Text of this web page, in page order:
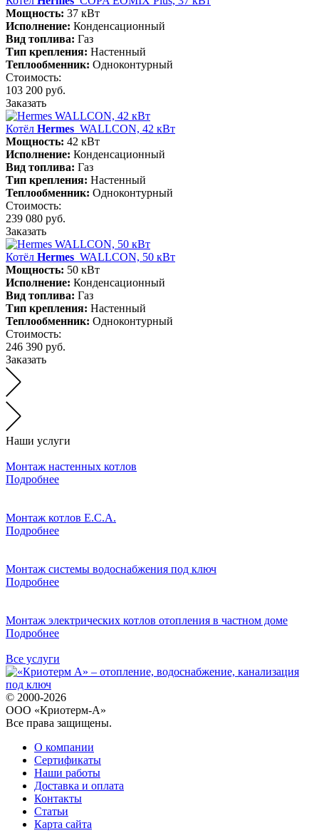
Мощность: 37 кВт
Исполнение: Конденсационный
Вид топлива: Газ
Тип крепления: Настенный
Теплообменник: Одноконтурный
Стоимость:
103 200 руб.
Заказать
Котёл Hermes WALLCON, 42 кВт
Мощность: 42 кВт
Исполнение: Конденсационный
Вид топлива: Газ
Тип крепления: Настенный
Теплообменник: Одноконтурный
Стоимость:
239 080 руб.
Заказать
Котёл Hermes WALLCON, 50 кВт
Мощность: 50 кВт
Исполнение: Конденсационный
Вид топлива: Газ
Тип крепления: Настенный
Теплообменник: Одноконтурный
Стоимость:
246 390 руб.
Заказать
Наши услуги
Монтаж настенных котлов
Подробнее
Монтаж котлов E.C.A.
Подробнее
Монтаж системы водоснабжения под ключ
Подробнее
Монтаж электрических котлов отопления в частном доме
Подробнее
Все услуги
© 2000-2026
ООО «Криотерм-А»
Все права защищены.
О компании
Сертификаты
Наши работы
Доставка и оплата
Контакты
Статьи
Карта сайта